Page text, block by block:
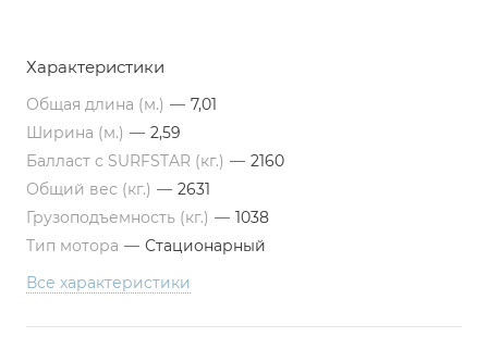
Характеристики
Общая длина (м.) — 7,01
Ширина (м.) — 2,59
Балласт с SURFSTAR (кг.) — 2160
Общий вес (кг.) — 2631
Грузоподъемность (кг.) — 1038
Тип мотора — Стационарный
Все характеристики